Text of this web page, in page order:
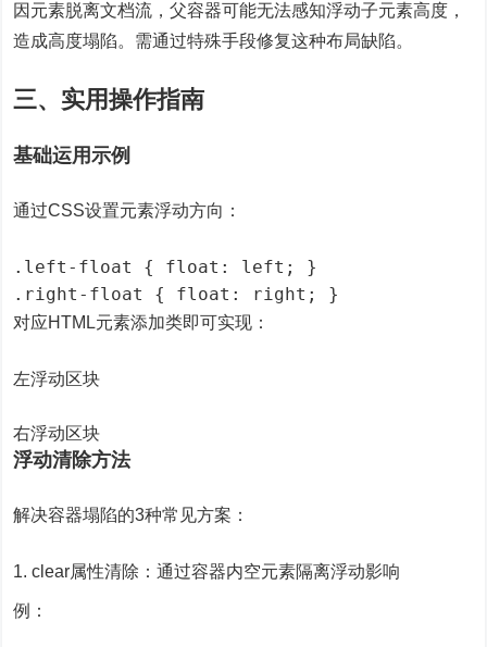
因元素脱离文档流，父容器可能无法感知浮动子元素高度，
造成高度塌陷。需通过特殊手段修复这种布局缺陷。
三、实用操作指南
基础运用示例
通过CSS设置元素浮动方向：
.left-float { float: left; }
.right-float { float: right; }
对应HTML元素添加类即可实现：
左浮动区块
右浮动区块
浮动清除方法
解决容器塌陷的3种常见方案：
clear属性清除：通过容器内空元素隔离浮动影响
例：